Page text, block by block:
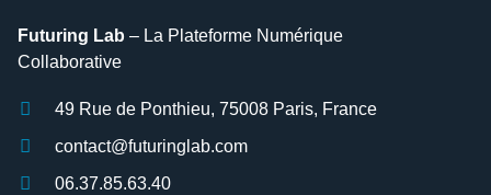
Futuring Lab – La Plateforme Numérique
Collaborative
49 Rue de Ponthieu, 75008 Paris, France
contact@futuringlab.com
06.37.85.63.40